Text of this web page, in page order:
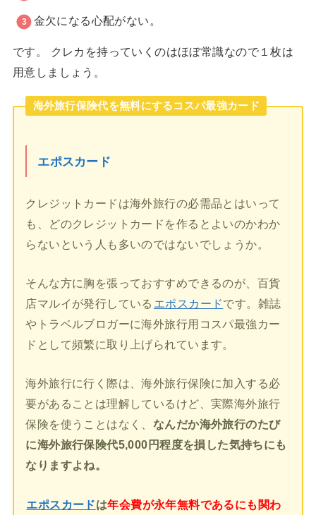
金欠になる心配がない。
です。 クレカを持っていくのはほぼ常識なので１枚は
用意しましょう。
海外旅行保険代を無料にするコスパ最強カード
エポスカード
クレジットカードは海外旅行の必需品とはいって
も、どのクレジットカードを作るとよいのかわか
らないという人も多いのではないでしょうか。
そんな方に胸を張っておすすめできるのが、百貨
店マルイが発行している エポスカードです。雑誌
やトラベルブロガーに海外旅行用コスパ最強カー
ドとして頻繁に取り上げられています。
海外旅行に行く際は、海外旅行保険に加入する必
要があることは理解しているけど、実際海外旅行
保険を使うことはなく、 なんだか海外旅行のたび
に海外旅行保険代5,000円程度を損した気持ちにも
なりますよね。
エポスカードは年会費が永年無料であるにも関わ